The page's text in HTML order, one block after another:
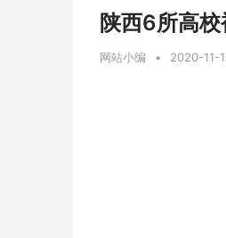
陕西6所高
网站小编 • 2020-11-